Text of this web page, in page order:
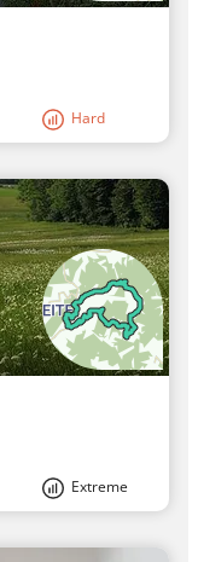
Hard
Extreme